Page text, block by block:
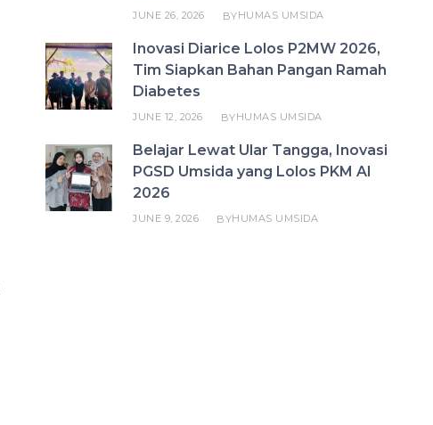
JUNE 26, 2026 BYHUMAS UMSIDA
Inovasi Diarice Lolos P2MW 2026,
Tim Siapkan Bahan Pangan Ramah
Diabetes
JUNE 12, 2026 BYHUMAS UMSIDA
Belajar Lewat Ular Tangga, Inovasi
PGSD Umsida yang Lolos PKM AI
2026
JUNE 9, 2026 BYHUMAS UMSIDA